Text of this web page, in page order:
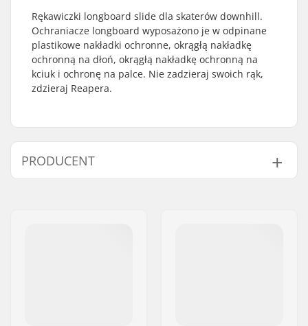
Rękawiczki longboard slide dla skaterów downhill.
Ochraniacze longboard wyposażono je w odpinane
plastikowe nakładki ochronne, okrągłą nakładkę
ochronną na dłoń, okrągłą nakładkę ochronną na
kciuk i ochronę na palce. Nie zadzieraj swoich rąk,
zdzieraj Reapera.
PRODUCENT